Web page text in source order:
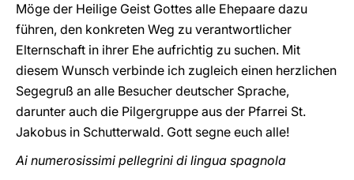
Möge der Heilige Geist Gottes alle Ehepaare dazu
führen, den konkreten Weg zu verantwortlicher
Elternschaft in ihrer Ehe aufrichtig zu suchen. Mit
diesem Wunsch verbinde ich zugleich einen herzlichen
Segegruß an alle Besucher deutscher Sprache,
darunter auch die Pilgergruppe aus der Pfarrei St.
Jakobus in Schutterwald. Gott segne euch alle!
Ai numerosissimi pellegrini di lingua spagnola